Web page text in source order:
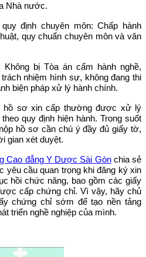
Nhà nước.
định chuyên môn: Chấp hành
quy chuẩn chuyên môn và văn
Không bị Tòa án cấm hành nghề,
nhiệm hình sự, không đang thi
biện pháp xử lý hành chính.
hồ sơ xin cấp thường được xử lý
quy định hiện hành. Trong suốt
hồ sơ cần chú ý đầy đủ giấy tờ,
gian xét duyệt.
Cao đẳng Y Dược Sài Gònchia sẻ
yêu cầu quan trọng khi đăng ký xin
hồi chức năng, bao gồm các giấy
cấp chứng chỉ. Vì vậy, hãy chủ
chứng chỉ sớm để tạo nền tảng
triển nghề nghiệp của mình.